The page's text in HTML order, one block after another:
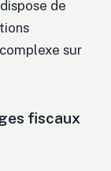
de
sur
fiscaux